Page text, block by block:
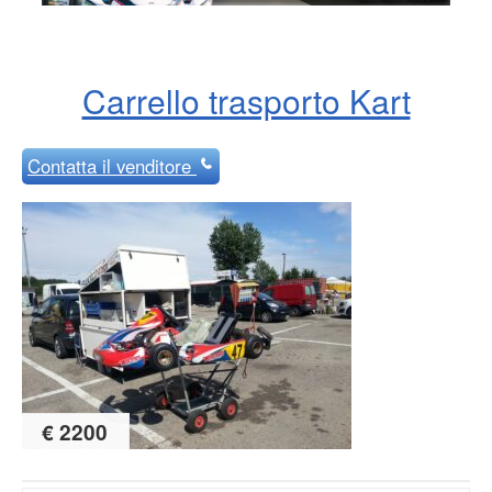
Carrello trasporto Kart
Contattail venditore
€ 2200